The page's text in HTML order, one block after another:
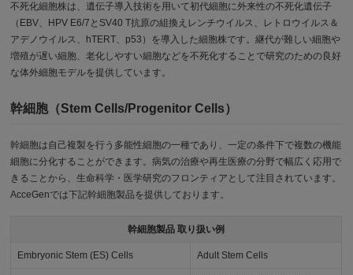
不死化細胞株は、遺伝子導入技術を用いて初代細胞に外来性の不死化遺伝子
（EBV、HPV E6/7とSV40 T抗原の組換えレンチウイルス、レトロウイルス＆
アデノウイルス、hTERT、p53）を導入した細胞株です。継代が難しい細胞や
増殖が遅い細胞、老化しやすい細胞などを不死化することで研究のための良好
な体外細胞モデルを提供しています。
幹細胞（Stem Cells/Progenitor Cells）
幹細胞は自己複製を行う多能性細胞の一種であり、一定の条件下で複数の機能
細胞に分化することができます。病気の治療や再生医療の分野で幅広く応用で
きることから、生命科学・医学研究のフロンティアとして注目されています。
AcceGenでは下記幹細胞製品を提供しております。
幹細胞製品 取り扱い例
Embryonic Stem (ES) Cells Adult Stem Cells